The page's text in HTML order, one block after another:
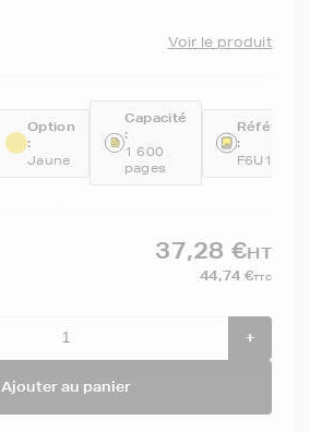
Voir le produit
Option
:
Jaune
Capacité
:
1 600
pages
:
F6U18AE
37,28 €HT
44,74 €TTC
+
Ajouter au panier